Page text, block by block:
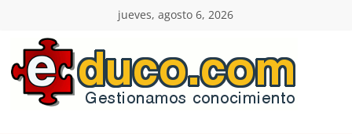
contenido
jueves, agosto 6, 2026
E-